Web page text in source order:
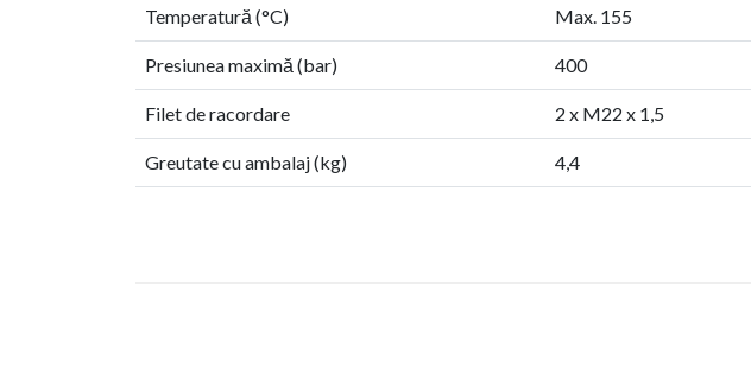
Temperatură (°C) Max. 155
Presiunea maximă (bar) 400
Filet de racordare 2 x M22 x 1,5
Greutate cu ambalaj (kg) 4,4